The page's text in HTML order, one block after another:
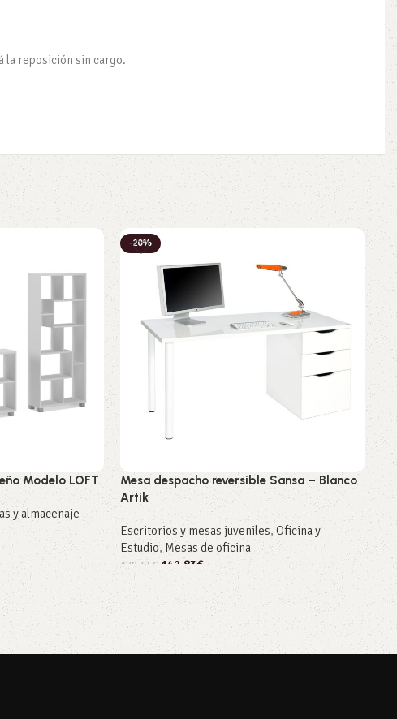
la reposición sin cargo.
Modelo LOFT
y almacenaje
-20%
Mesa despacho reversible Sansa – Blanco
Artik
Escritorios y mesas juveniles,Oficina y
Estudio, Mesas de oficina
178,54 € 142,83€
Añadir al carrito
-